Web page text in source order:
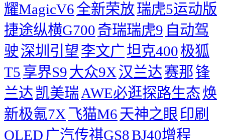
耀MagicV6全新荣放瑞虎5运动版
捷途纵横G700奇瑞瑞虎9 自动驾
驶深圳引望 李文广坦克400极狐
T5享界S9大众9X汉兰达赛那锋
兰达 凯美瑞 AWE必逛探路生态焕
新极氪7X 飞猫M6 天神之眼 印刷
OLED 广汽传祺GS8BJ40增程